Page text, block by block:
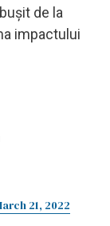
de la
impactului
21, 2022